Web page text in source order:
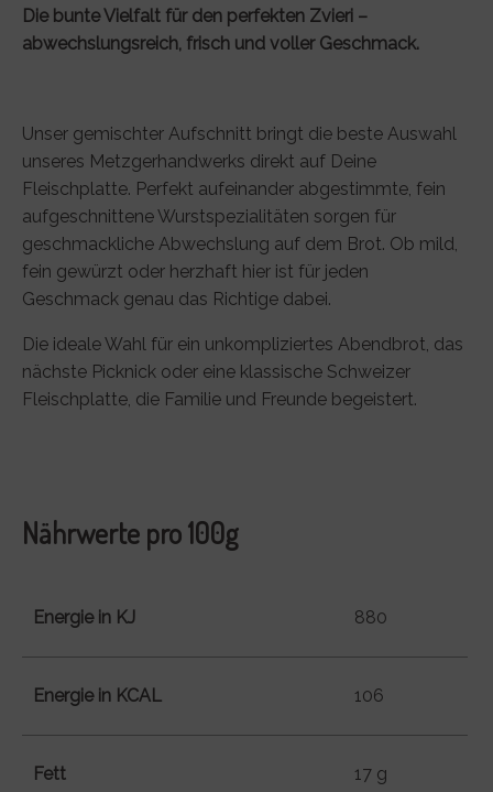
Die bunte Vielfalt für den perfekten Zvieri –
abwechslungsreich, frisch und voller Geschmack.
Unser gemischter Aufschnitt bringt die beste Auswahl
unseres Metzgerhandwerks direkt auf Deine
Fleischplatte. Perfekt aufeinander abgestimmte, fein
aufgeschnittene Wurstspezialitäten sorgen für
geschmackliche Abwechslung auf dem Brot. Ob mild,
fein gewürzt oder herzhaft hier ist für jeden
Geschmack genau das Richtige dabei.
Die ideale Wahl für ein unkompliziertes Abendbrot, das
nächste Picknick oder eine klassische Schweizer
Fleischplatte, die Familie und Freunde begeistert.
Nährwerte pro 100g
Energie in KJ 880
Energie in KCAL 106
Fett 17 g